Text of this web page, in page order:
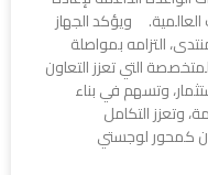
ويؤكد الجهاز
التزامه بمواصلة
التي تعزز التعاون
وتسهم في بناء
وتعزز التكامل
كمحور لوجستي